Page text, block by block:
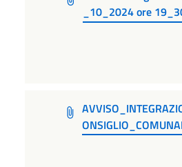
_10_2024 ore